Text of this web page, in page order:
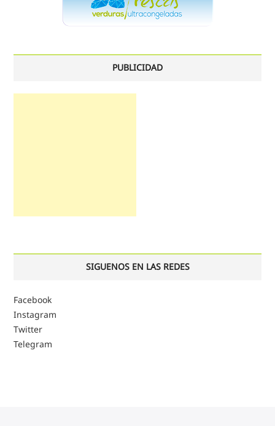
PUBLICIDAD
SIGUENOS EN LAS REDES
Facebook
Instagram
Twitter
Telegram